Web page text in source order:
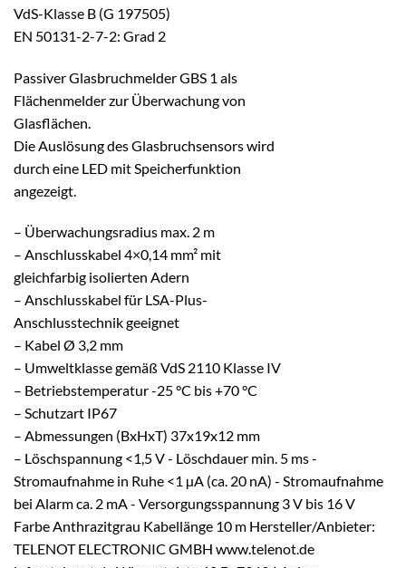
VdS-Klasse B (G 197505)
EN 50131-2-7-2: Grad 2
Passiver Glasbruchmelder GBS 1 als
Flächenmelder zur Überwachung von
Glasflächen.
Die Auslösung des Glasbruchsensors wird
durch eine LED mit Speicherfunktion
angezeigt.
– Überwachungsradius max. 2 m
– Anschlusskabel 4×0,14 mm² mit
gleichfarbig isolierten Adern
– Anschlusskabel für LSA-Plus-
Anschlusstechnik geeignet
– Kabel Ø 3,2 mm
– Umweltklasse gemäß VdS 2110 Klasse IV
– Betriebstemperatur -25 °C bis +70 °C
– Schutzart IP67
– Abmessungen (BxHxT) 37x19x12 mm
– Löschspannung <1,5 V - Löschdauer min. 5 ms -
Stromaufnahme in Ruhe <1 µA (ca. 20 nA) - Stromaufnahme
bei Alarm ca. 2 mA - Versorgungsspannung 3 V bis 16 V
Farbe Anthrazitgrau Kabellänge 10 m Hersteller/Anbieter:
TELENOT ELECTRONIC GMBH www.telenot.de